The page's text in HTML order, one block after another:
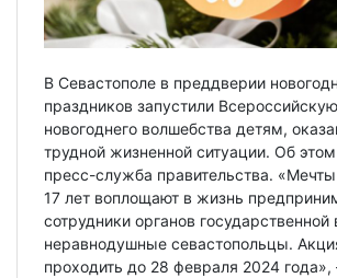
В Севастополе в преддверии
праздников запустили
новогоднего волшебства детям,
трудной жизненной ситуации. Об
пресс-служба правительства.
17 лет воплощают в жизнь
сотрудники органов государственной
неравнодушные севастопольцы.
проходить до 28 февраля 2024 года»,